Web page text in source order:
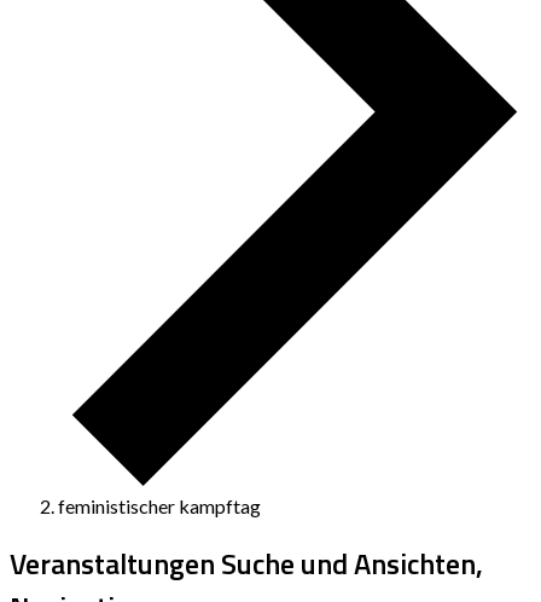
feministischer kampftag
Veranstaltungen Suche und Ansichten,